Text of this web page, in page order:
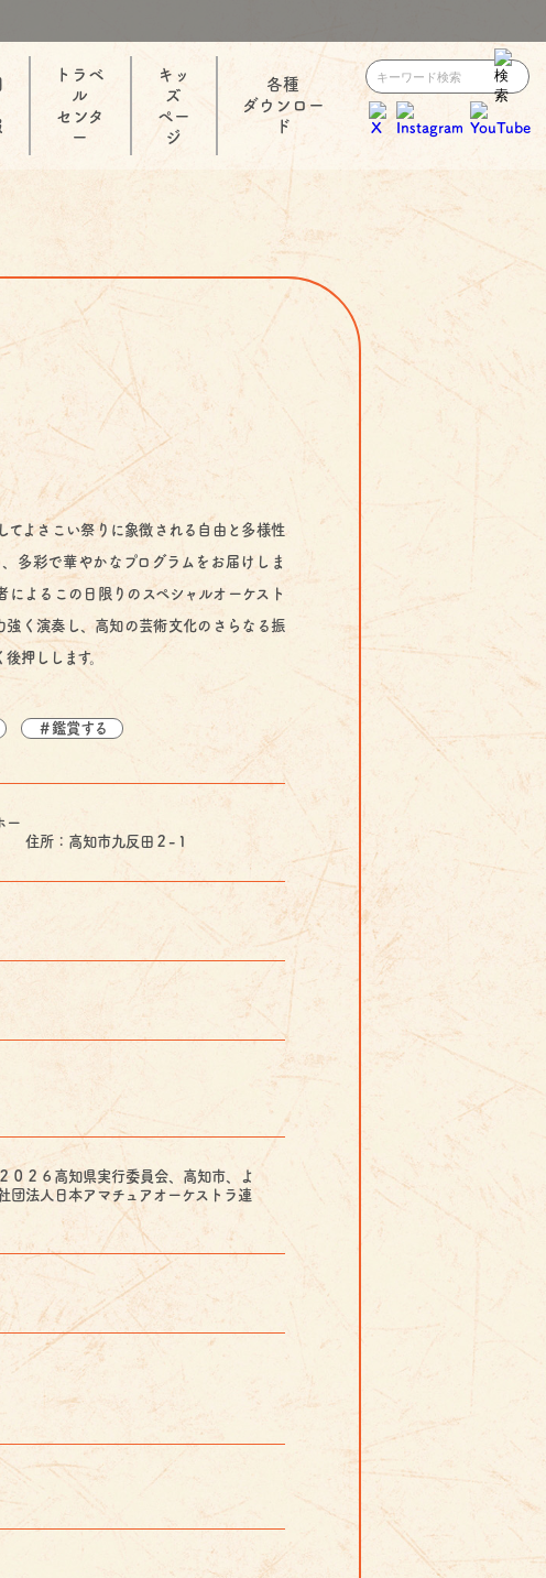
トラベ
ル
センタ
ー
キッ
ズ
ペー
ジ
各種
ダウンロー
ド
てよさこい祭りに象徴される自由と多様性
多彩で華やかなプログラムをお届けしま
によるこの日限りのスペシャルオーケスト
強く演奏し、高知の芸術文化のさらなる振
押しします。
＃鑑賞する
ー
反田２-１
０２６高知県実行委員会、高知市、よ
団法人日本アマチュアオーケストラ連